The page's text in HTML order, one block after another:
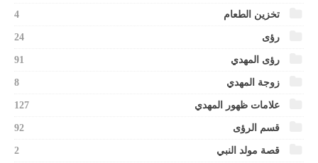
تخزين الطعام 4
رؤى 24
رؤى المهدي 91
زوجة المهدي 8
علامات ظهور المهدي 127
قسم الرؤى 92
قصة مولد النبي 2